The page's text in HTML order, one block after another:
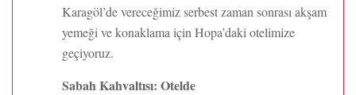
Karagöl’de vereceğimiz serbest zaman sonrası akşam
yemeği ve konaklama için Hopa’daki otelimize
geçiyoruz.
Sabah Kahvaltısı: Otelde